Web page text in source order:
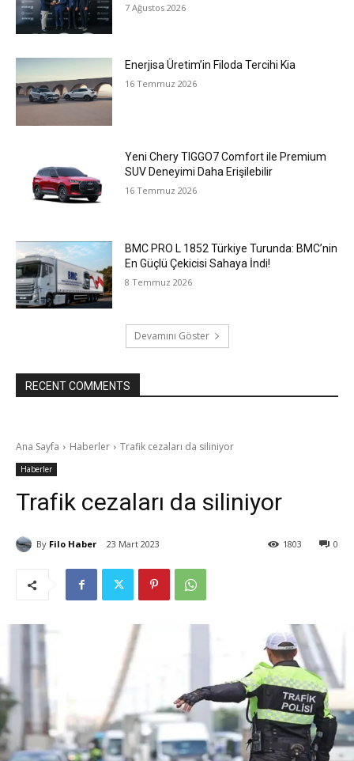
7 Ağustos 2026
Enerjisa Üretim’in Filoda Tercihi Kia
16 Temmuz 2026
Yeni Chery TIGGO7 Comfort ile Premium
SUV Deneyimi Daha Erişilebilir
16 Temmuz 2026
BMC PRO L 1852 Türkiye Turunda: BMC’nin
En Güçlü Çekicisi Sahaya İndi!
8 Temmuz 2026
Devamını Göster
RECENT COMMENTS